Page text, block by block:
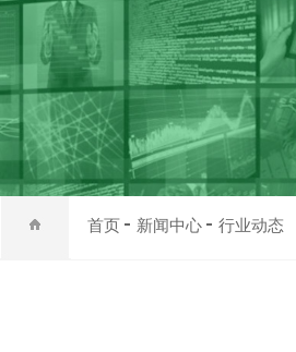
首页 新闻中心 行业动态